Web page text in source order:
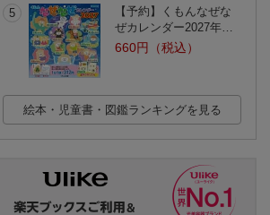
5
【予約】くもんなぜな
ぜカレンダー2027年…
660円（税込）
絵本・児童書・図鑑ランキングを見る